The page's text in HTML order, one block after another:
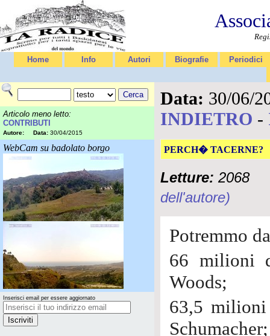
Home Info Autori Biografie Periodici
Articolo meno letto:
CONTRIBUTI
Autore: Data: 30/04/2015
WebCam su badolato borgo
Inserisci email per essere aggiornato
Data: 30/06/
INDIETRO -
PERCH� TACERNE?
Letture: 2068
dell'autore)
Potremmo
66 milioni
Woods;
63,5
Schumacher;